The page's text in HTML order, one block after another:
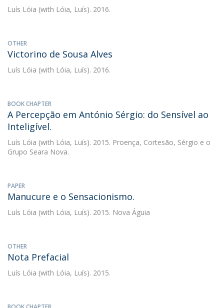
Luís Lóia (with Lóia, Luís). 2016.
OTHER
Victorino de Sousa Alves
Luís Lóia (with Lóia, Luís). 2016.
BOOK CHAPTER
A Percepção em António Sérgio: do Sensível ao
Inteligível.
Luís Lóia (with Lóia, Luís). 2015. Proença, Cortesão, Sérgio e o
Grupo Seara Nova.
PAPER
Manucure e o Sensacionismo.
Luís Lóia (with Lóia, Luís). 2015. Nova Águia
OTHER
Nota Prefacial
Luís Lóia (with Lóia, Luís). 2015.